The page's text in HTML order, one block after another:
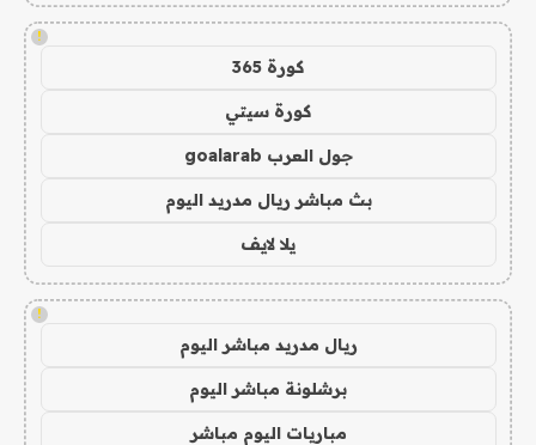
!
كورة 365
كورة سيتي
جول العرب goalarab
بث مباشر ريال مدريد اليوم
يلا لايف
!
ريال مدريد مباشر اليوم
برشلونة مباشر اليوم
مباريات اليوم مباشر